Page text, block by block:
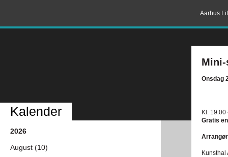
Aarhus
Mini-
Onsdag
Kl. 19:00
Gratis
Kunsthal
Kalender
2026
August (10)